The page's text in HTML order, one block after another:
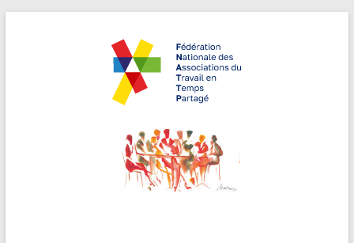
FNATTP,
Fédération
Nationale